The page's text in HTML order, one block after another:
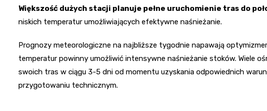
Większość dużych stacji planuje pełne uruchomienie tras do
niskich temperatur umożliwiających efektywne naśnieżanie.
Prognozy meteorologiczne na najbliższe tygodnie napawają
temperatur powinny umożliwić intensywne naśnieżanie stoków. Wiele
swoich tras w ciągu 3-5 dni od momentu uzyskania odpowiednich
przygotowaniu technicznym.